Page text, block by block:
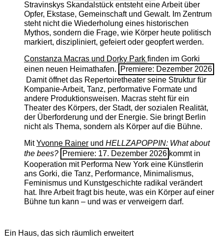
Stravinskys Skandalstück entsteht eine Arbeit über
Opfer, Ekstase, Gemeinschaft und Gewalt. Im Zentrum
steht nicht die Wiederholung eines historischen
Mythos, sondern die Frage, wie Körper heute politisch
markiert, diszipliniert, gefeiert oder geopfert werden.
Constanza Macras und Dorky Park finden im Gorki
einen neuen Heimathafen.
Premiere: Dezember 2026
Damit öffnet das Repertoiretheater seine Struktur für
Kompanie-Arbeit, Tanz, performative Formate und
andere Produktionsweisen. Macras steht für ein
Theater des Körpers, der Stadt, der sozialen Realität,
der Überforderung und der Energie. Sie bringt Berlin
nicht als Thema, sondern als Körper auf die Bühne.
MitYvonne Rainerund HELLZAPOPPIN: What about
the bees? Premiere: 17. Dezember 2026 kommt in
Kooperation mit Performa New York eine Künstlerin
ans Gorki, die Tanz, Performance, Minimalismus,
Feminismus und Kunstgeschichte radikal verändert
hat. Ihre Arbeit fragt bis heute, was ein Körper auf einer
Bühne tun kann – und was er verweigern darf.
Ein Haus, das sich räumlich erweitert